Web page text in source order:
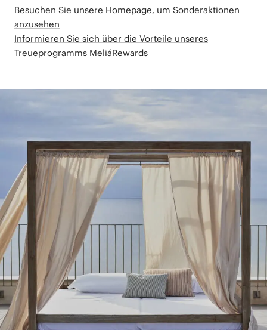
Besuchen Sie unsere Homepage, um Sonderaktionen
anzusehen
Informieren Sie sich über die Vorteile unseres
Treueprogramms MeliáRewards